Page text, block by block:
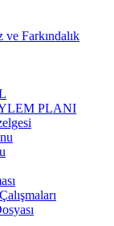
Farkındalık
PLANI